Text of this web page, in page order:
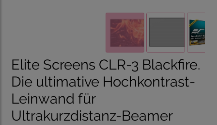
Elite Screens CLR-3 Blackfire.
Die ultimative Hochkontrast-
Leinwand für
Ultrakurzdistanz-Beamer